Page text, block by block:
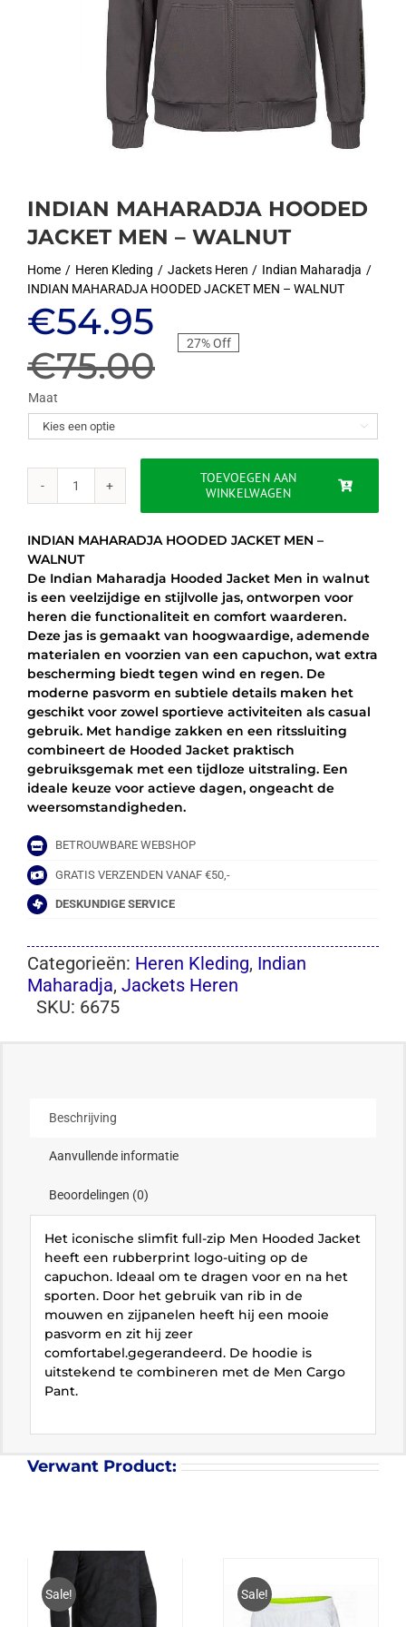
INDIAN MAHARADJA HOODED
JACKET MEN – WALNUT
Home Heren Kleding Jackets Heren
Indian Maharadja
INDIAN MAHARADJA HOODED JACKET MEN – WALNUT
€75.00
Oorspronkelijke
prijs
was:
€75.00.
€54.95
Huidige
prijs
is:
€54.95.
27% Off
Maat

INDIAN
MAHARADJA
WALNUT
aantal
TOEVOEGEN AAN
WINKELWAGEN
INDIAN MAHARADJA HOODED JACKET MEN –
WALNUT
De Indian Maharadja Hooded Jacket Men in walnut
is een veelzijdige en stijlvolle jas, ontworpen voor
heren die functionaliteit en comfort waarderen.
Deze jas is gemaakt van hoogwaardige, ademende
materialen en voorzien van een capuchon, wat extra
bescherming biedt tegen wind en regen. De
moderne pasvorm en subtiele details maken het
geschikt voor zowel sportieve activiteiten als casual
gebruik. Met handige zakken en een ritssluiting
combineert de Hooded Jacket praktisch
gebruiksgemak met een tijdloze uitstraling. Een
ideale keuze voor actieve dagen, ongeacht de
weersomstandigheden.
BETROUWBARE WEBSHOP
GRATIS VERZENDEN VANAF €50,-
DESKUNDIGE SERVICE
Categorieën: Heren Kleding, Indian
Maharadja, Jackets Heren
SKU: 6675
Beschrijving
Aanvullende informatie
Beoordelingen (0)
Het iconische slimfit full-zip Men Hooded Jacket
heeft een rubberprint logo-uiting op de
capuchon. Ideaal om te dragen voor en na het
sporten. Door het gebruik van rib in de
mouwen en zijpanelen heeft hij een mooie
pasvorm en zit hij zeer
comfortabel.gegerandeerd. De hoodie is
uitstekend te combineren met de Men Cargo
Pant.
Verwant Product:
Sale! Sale!